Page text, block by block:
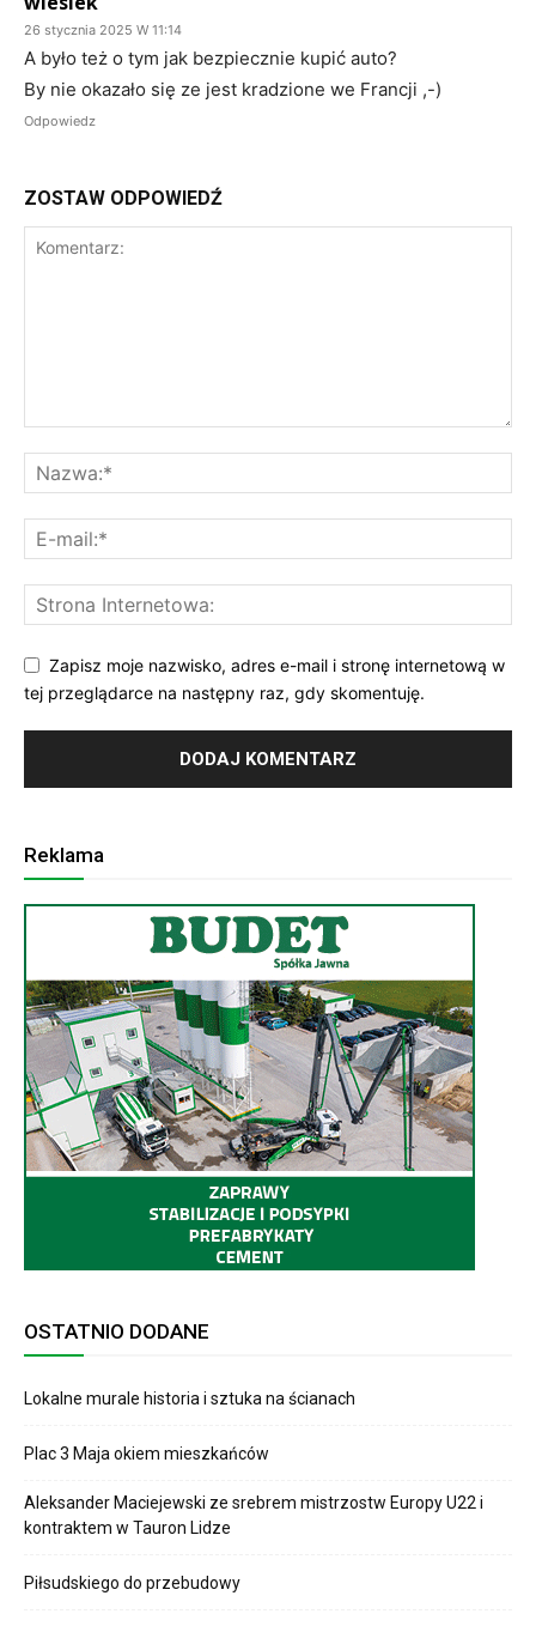
26 stycznia 2025 W 11:14
A było też o tym jak bezpiecznie kupić auto?
By nie okazało się ze jest kradzione we Francji ,-)
Odpowiedz
ZOSTAW ODPOWIEDŹ
Zapisz moje nazwisko, adres e-mail i stronę internetową w
tej przeglądarce na następny raz, gdy skomentuję.
Reklama
OSTATNIO DODANE
Lokalne murale historia i sztuka na ścianach
Plac 3 Maja okiem mieszkańców
Aleksander Maciejewski ze srebrem mistrzostw Europy U22 i
kontraktem w Tauron Lidze
Piłsudskiego do przebudowy